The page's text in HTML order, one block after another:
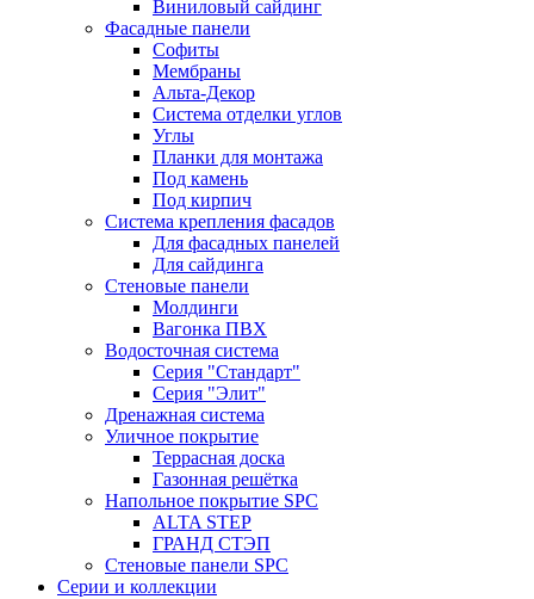
Виниловый сайдинг
Фасадные панели
Софиты
Мембраны
Альта-Декор
Система отделки углов
Углы
Планки для монтажа
Под камень
Под кирпич
Система крепления фасадов
Для фасадных панелей
Для сайдинга
Стеновые панели
Молдинги
Вагонка ПВХ
Водосточная система
Серия "Стандарт"
Серия "Элит"
Дренажная система
Уличное покрытие
Террасная доска
Газонная решётка
Напольное покрытие SPC
ALTA STEP
ГРАНД СТЭП
Стеновые панели SPC
Серии и коллекции